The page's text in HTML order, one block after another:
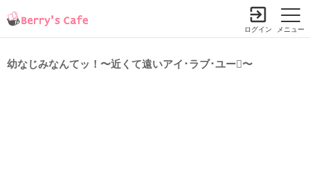
メニュー
ログイン
幼なじみなんてッ！〜近くて遠いアイ･ラブ･ユー〜